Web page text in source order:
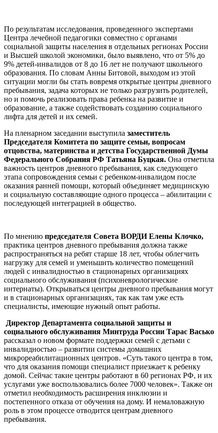
По результатам исследования, проведенного экспертами
Центра лечебной педагогики совместно с органами
социальной защиты населения в отдельных регионах России
и Высшей школой экономики, было выявлено, что от 5% до
9% детей-инвалидов от 8 до 16 лет не получают школьного
образования. По словам Анны Битовой, выходом из этой
ситуации могли бы стать вовремя открытые центры дневного
пребывания, задача которых не только разгрузить родителей,
но и помочь реализовать права ребенка на развитие и
образование, а также содействовать созданию социального
лифта для детей и их семей.
На пленарном заседании выступила заместитель
Председателя Комитета по защите семьи, вопросам
отцовства, материнства и детства Государственной Думы
Федерального Собрания РФ Татьяна Буцкая. Она отметила
важность центров дневного пребывания, как следующего
этапа сопровождения семьи с ребенком-инвалидом после
оказания ранней помощи, который объединяет медицинскую
и социальную составляющие одного процесса – абилитации с
последующей интеграцией в общество.
По мнению председателя Совета ВОРДИ Елены Клочко,
практика центров дневного пребывания должна также
распространяться на ребят старше 18 лет, чтобы облегчить
нагрузку для семей и уменьшить количество помещений
людей с инвалидностью в стационарных организациях
социального обслуживания (психоневрологические
интернаты). Открываться центры дневного пребывания могут
и в стационарных организациях, так как там уже есть
специалисты, имеющие нужный опыт работы.
Директор Департамента социальной защиты и
социального обслуживания Минтруда России Тарас Васько
рассказал о новом формате поддержки семей с детьми с
инвалидностью – развитии системы домашних
микрореабилитационных центров. «Суть такого центра в том,
что для оказания помощи специалист приезжает к ребенку
домой. Сейчас такие центры работают в 60 регионах РФ, и их
услугами уже воспользовались более 7000 человек». Также он
отметил необходимость расширения инклюзии и
постепенного отказа от обучения на дому. И немаловажную
роль в этом процессе отводится центрам дневного
пребывания.